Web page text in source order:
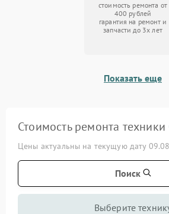
стоимость ремонта от
400 рублей
гарантия на ремонт и
запчасти до 3х лет
Показать еще
Стоимость ремонта техники
Цены актуальны на текущую дату
Поиск
Выберите